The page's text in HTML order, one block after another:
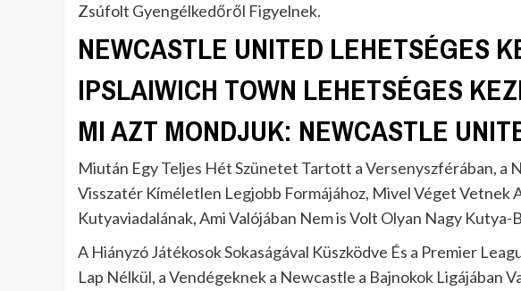
Zsúfolt Gyengélkedőről Figyelnek.
NEWCASTLE UNITED LEHETSÉGES
IPSLAIWICH TOWN LEHETSÉGES
MI AZT MONDJUK: NEWCASTLE
Miután Egy Teljes Hét Szünetet Tartott a Versenyszférában, a
Visszatér Kíméletlen Legjobb Formájához, Mivel Véget Vetnek
Kutyaviadalának, Ami Valójában Nem is Volt Olyan Nagy Kutya-
A Hiányzó Játékosok Sokaságával Küszködve És a Premier
Lap Nélkül, a Vendégeknek a Newcastle a Bajnokok Ligájában